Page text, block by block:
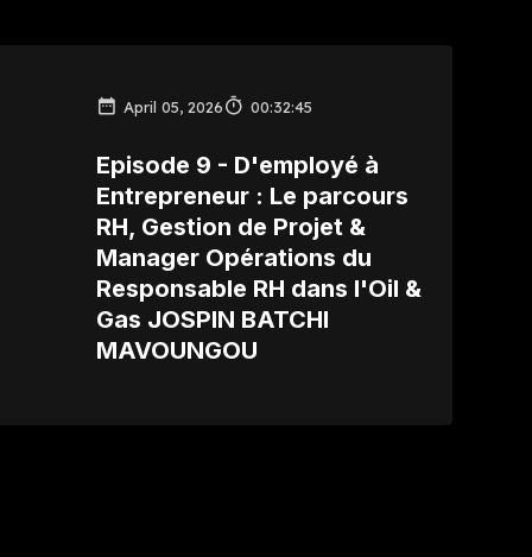
April 05, 2026 00:32:45
Episode 9 - D'employé à
Entrepreneur : Le parcours
RH, Gestion de Projet &
Manager Opérations du
Responsable RH dans l'Oil &
Gas JOSPIN BATCHI
MAVOUNGOU